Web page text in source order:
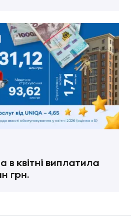
в квітні виплатила
грн.